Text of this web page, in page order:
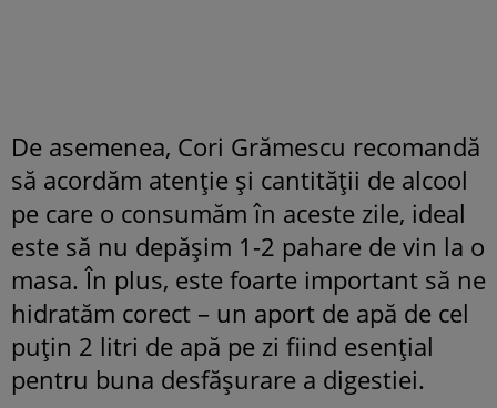
De asemenea, Cori Grămescu recomandă
să acordăm atenție și cantității de alcool
pe care o consumăm în aceste zile, ideal
este să nu depășim 1-2 pahare de vin la o
masa. În plus, este foarte important să ne
hidratăm corect – un aport de apă de cel
puțin 2 litri de apă pe zi fiind esențial
pentru buna desfășurare a digestiei.